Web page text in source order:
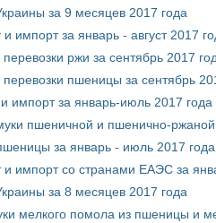
за 9 месяцев 2017 года
и импорт за январь - август 2017
ржи за сентябрь 2017
пшеницы за сентябрь
импорт за январь-июль 2017 года
пшеничной и пшенично-
за январь - июль 2017
и импорт со странами ЕАЭС за
за 8 месяцев 2017 года
мелкого помола из пшеницы и